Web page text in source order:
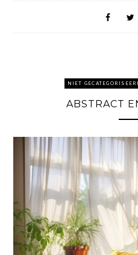
NIET
ABSTRACT